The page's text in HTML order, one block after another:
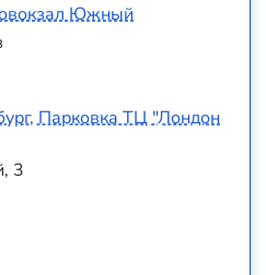
Южный
Парковка ТЦ "Лондон
3